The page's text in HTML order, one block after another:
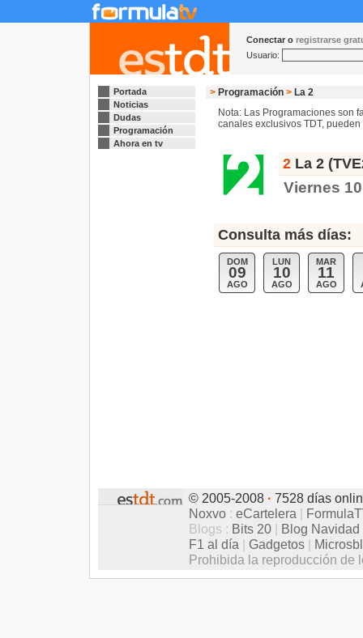
Conectar o registrarse
Usuario:
Portada
Noticias
Dudas
Programación
Ahora en tv
> Programación > La 2
Nota: Las Programaciones son
canales exclusivos TDT,
2 La 2
Viernes
Consulta más días:
DOM
09
AGO
LUN
10
AGO
MAR
11
AGO
© 2005-2008 · 7528 días
Noxvo : eCartelera |
Blogs : Bits 20 | Blog Navidad
F1 al día | Gadgetos |
Prohibida la reproducción de